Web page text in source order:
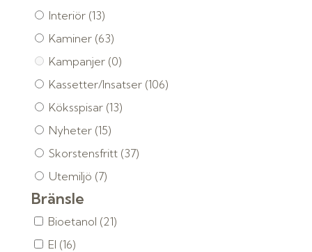
Interiör (13)
Kaminer (63)
Kampanjer (0)
Kassetter/Insatser (106)
Köksspisar (13)
Nyheter (15)
Skorstensfritt (37)
Utemiljö (7)
Bränsle
Bioetanol (21)
El (16)